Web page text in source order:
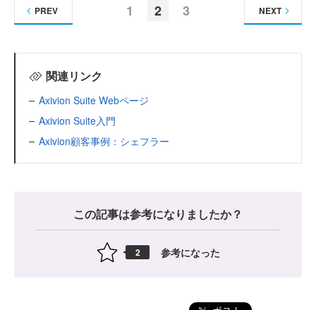
1 2 3
PREV NEXT
関連リンク
Axivion Suite Webページ
Axivion Suite入門
Axivion顧客事例：シェフラー
この記事は参考になりましたか？
2 参考になった